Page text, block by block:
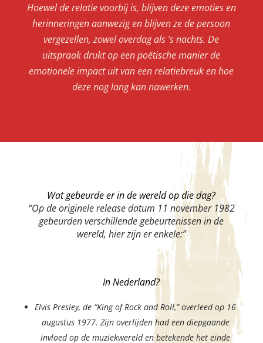
Hoewel de relatie voorbij is, blijven deze emoties en
herinneringen aanwezig en blijven ze de persoon
vergezellen, zowel overdag als ’s nachts. De
uitspraak drukt op een poëtische manier de
emotionele impact uit van een relatiebreuk en hoe
deze nog lang kan nawerken.
Wat gebeurde er in de wereld op die dag?
“Op de originele release datum 11 november 1982
gebeurden verschillende gebeurtenissen in de
wereld, hier zijn er enkele:”
In Nederland?
Elvis Presley, de “King of Rock and Roll,” overleed op 16
augustus 1977. Zijn overlijden had een diepgaande
invloed op de muziekwereld en betekende het einde